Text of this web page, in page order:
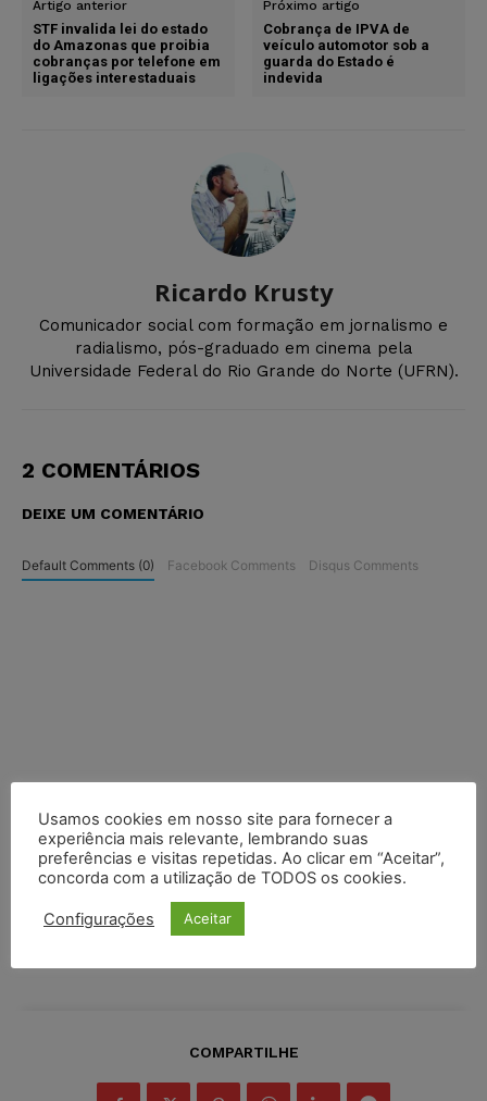
Artigo anterior
STF invalida lei do estado
do Amazonas que proibia
cobranças por telefone em
ligações ​interestaduais
Próximo artigo
Cobrança de IPVA de
veículo automotor sob a
guarda do Estado é
indevida
Ricardo Krusty
Comunicador social com formação em jornalismo e
radialismo, pós-graduado em cinema pela
Universidade Federal do Rio Grande do Norte (UFRN).
2 COMENTÁRIOS
DEIXE UM COMENTÁRIO
Default Comments (0) Facebook Comments Disqus Comments
COMPARTILHE
Usamos cookies em nosso site para fornecer a
experiência mais relevante, lembrando suas
preferências e visitas repetidas. Ao clicar em “Aceitar”,
concorda com a utilização de TODOS os cookies.
Configurações Aceitar